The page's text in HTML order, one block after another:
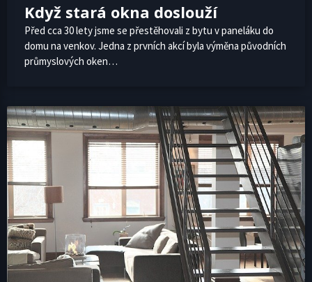
Když stará okna doslouží
Před cca 30 lety jsme se přestěhovali z bytu v paneláku do
domu na venkov. Jedna z prvních akcí byla výměna původních
průmyslových oken…